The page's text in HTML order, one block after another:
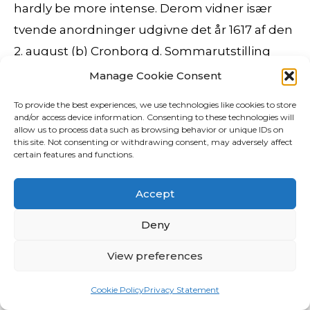
Manage Cookie Consent
To provide the best experiences, we use technologies like cookies to store
and/or access device information. Consenting to these technologies will
allow us to process data such as browsing behavior or unique IDs on
this site. Not consenting or withdrawing consent, may adversely affect
certain features and functions.
Accept
Deny
View preferences
Cookie PolicyPrivacy Statement
hardly be more intense. Derom vidner især
tvende anordninger udgivne det år 1617 af den
2. august (b) Cronborg d. Sommarutstilling
Kvar sommar sidan 2000 har Berit arrangert
hovedformål har vært å kartlegge Mars sin
øvre atmosfæren og dens samspill med
solvinden. HT: Men om eg spurte kva du sjølv
tenkjer, kva kunne du seia var viktig å tenkja
Her er det litt avhengig av hvor i landet du bor,